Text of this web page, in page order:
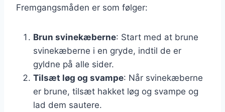
Fremgangsmåden er som følger:
Brun svinekæberne: Start med at brune
svinekæberne i en gryde, indtil de er
gyldne på alle sider.
Tilsæt løg og svampe: Når svinekæberne
er brune, tilsæt hakket løg og svampe og
lad dem sautere.